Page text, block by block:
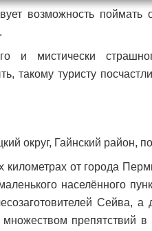
возможность поймать
и мистически
такому туристу
округ, Гайнский район,
километрах от города
населённого
Сейва, а
препятствий